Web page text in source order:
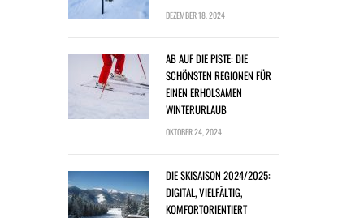
DEZEMBER 18, 2024
AB AUF DIE PISTE: DIE
SCHÖNSTEN REGIONEN FÜR
EINEN ERHOLSAMEN
WINTERURLAUB
OKTOBER 24, 2024
DIE SKISAISON 2024/2025:
DIGITAL, VIELFÄLTIG,
KOMFORTORIENTIERT